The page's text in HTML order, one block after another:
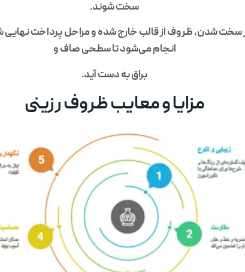
سخت شوند.
سخت شدن، ظروف از قالب خارج شده و مراحل پرداخت نهایی
انجام می‌شود تا سطحی صاف و
براق به دست آید.
مزایا و معایب ظروف رزینی